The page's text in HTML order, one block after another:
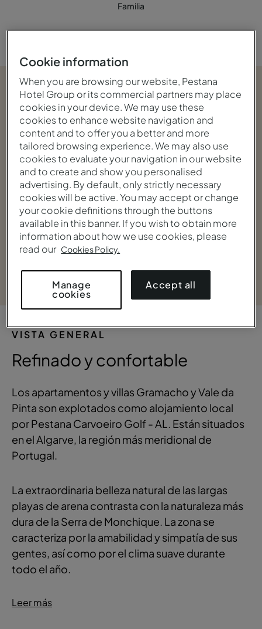
Familia
VISTA GENERAL
Refinado y confortable
Los apartamentos y villas Gramacho y Vale da
Pinta son explotados como alojamiento local
por Pestana Carvoeiro Golf - AL. Están situados
en el Algarve, la región más meridional de
Portugal.
La extraordinaria belleza natural de las largas
playas de arena contrasta con la naturaleza más
dura de la Serra de Monchique. La zona se
caracteriza por la amabilidad y simpatía de sus
gentes, así como por el clima suave durante
todo el año.
Leer más
Cookie information
When you are browsing our website, Pestana
Hotel Group or its commercial partners may place
cookies in your device. We may use these
cookies to enhance website navigation and
content and to offer you a better and more
tailored browsing experience. We may also use
cookies to evaluate your navigation in our website
and to create and show you personalised
advertising. By default, only strictly necessary
cookies will be active. You may accept or change
your cookie definitions through the buttons
available in this banner. If you wish to obtain more
information about how we use cookies, please
read our Cookies Policy.
Manage
cookies
Accept all